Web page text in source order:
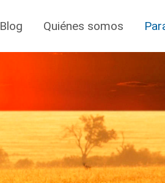
Blog Quiénes somos